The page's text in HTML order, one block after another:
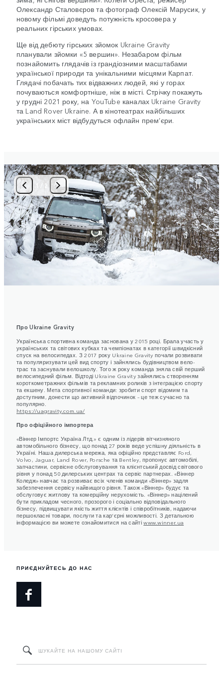
Олександр Сталовєров та фотограф Олексій Марусик, у
новому фільмі доведуть потужність кросовера у
реальних гірських умовах.
Ще від дебюту гірських зйомок Ukraine Gravity
планували зйомки «5 вершин». Незабаром фільм
познайомить глядачів із грандіозними масштабами
української природи та унікальними місцями Карпат.
Глядачі побачать тих відважних людей, які у горах
почуваються комфортніше, ніж в місті. Стрічку покажуть
у грудні 2021 року, на YouTube каналах Ukraine Gravity
та Land Rover Ukraine. А в кінотеатрах найбільших
українських міст відбудуться офлайн прем’єри.
1 2
Про Ukraine Gravity
Українська спортивна команда заснована у 2015 році. Брала участь у
українських та світових кубках та чемпіонатах в категорії швидкісний
спуск на велосипедах. З 2017 року Ukraine Gravity почали розвивати
та популяризувати цей вид спорту і зайнялись будівництвом вело-
трас та заснували велошколу. Того ж року команда зняла свій перший
велосипедний фільм. Відтоді Ukraine Gravity зайнялись створенням
короткометражних фільмів та рекламних роликів з інтеграцією спорту
та екшену. Мета спортивної команди: зробити спорт відомим та
доступним, донести що активний відпочинок – це теж сучасно та
популярно.
https://uagravity.com.ua/
Про офіційного імпортера
«Віннер Імпортс Україна Лтд.» є одним із лідерів вітчизняного
автомобільного бізнесу, що понад 27 років веде успішну діяльність в
Україні. Наша дилерська мережа, яка офіційно представляє Ford,
Volvo, Jaguar, Land Rover, Porsche та Bentley, пропонує автомобілі,
запчастини, сервісне обслуговування та клієнтський досвід світового
рівня у понад 50 дилерських центрах та сервіс партнерах. «Віннер
Коледж» навчає та розвиває всіх членів команди «Віннер» задля
забезпечення сервісу найвищого рівня. Також «Віннер» будує та
обслуговує житлову та комерційну нерухомість. «Віннер» націлений
бути прикладом чесного, прозорого і соціально відповідального
бізнесу, підвищувати якість життя клієнтів і співробітників, надаючи
першокласні товари, послуги та кар'єрні можливості. З детальною
інформацією ви можете ознайомитися на сайтіwww.winner.ua
ПРИЄДНУЙТЕСЬ ДО НАС